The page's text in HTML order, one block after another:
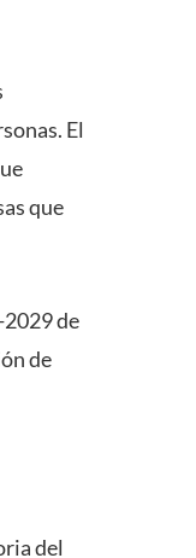
El
que
de
de
del